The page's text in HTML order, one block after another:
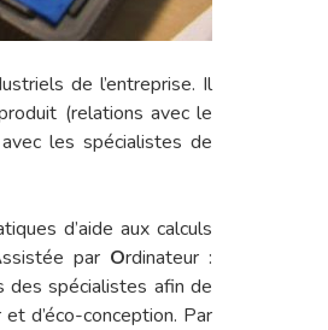
de l’entreprise. Il
(relations avec le
les spécialistes de
d’aide aux calculs
ssistée par Ordinateur :
des spécialistes afin de
d’éco-conception. Par